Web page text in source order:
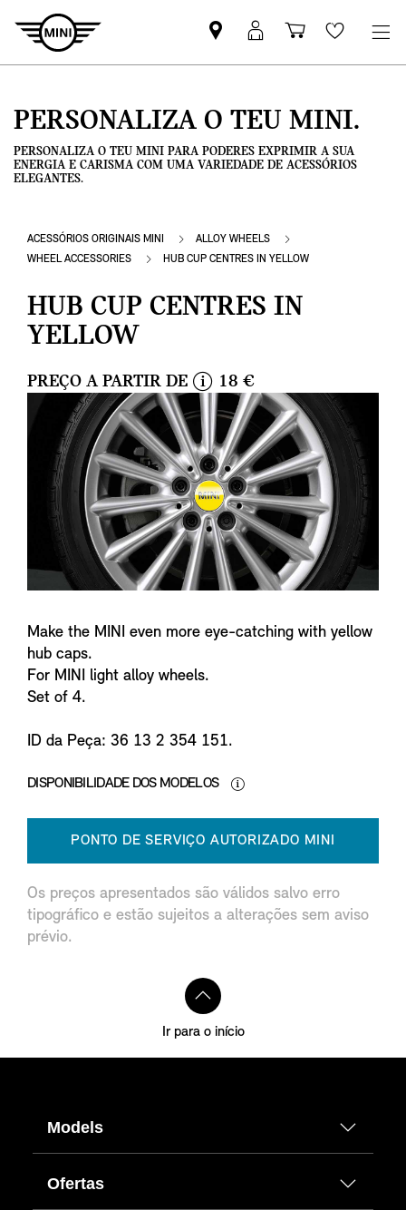
Pesquisar
parceiro
Iniciar
sessão
Carrinho
de
Wishlist
PERSONALIZA O TEU MINI.
PERSONALIZA O TEU MINI PARA PODERES EXPRIMIR A SUA
ENERGIA E CARISMA COM UMA VARIEDADE DE ACESSÓRIOS
ELEGANTES.
ACESSÓRIOS ORIGINAIS MINI
ALLOY WHEELS
WHEEL ACCESSORIES
HUB CUP CENTRES IN YELLOW
HUB CUP CENTRES IN
YELLOW
PREÇO A PARTIR DE
n
f
o
18 €
Make the MINI even more eye-catching with yellow
hub caps.
For MINI light alloy wheels.
Set of 4.
ID da Peça: 36 13 2 354 151.
DISPONIBILIDADE DOS MODELOS
PONTO DE SERVIÇO AUTORIZADO MINI
Os preços apresentados são válidos salvo erro
tipográfico e estão sujeitos a alterações sem aviso
prévio.
Ir para o início
Models
Ofertas